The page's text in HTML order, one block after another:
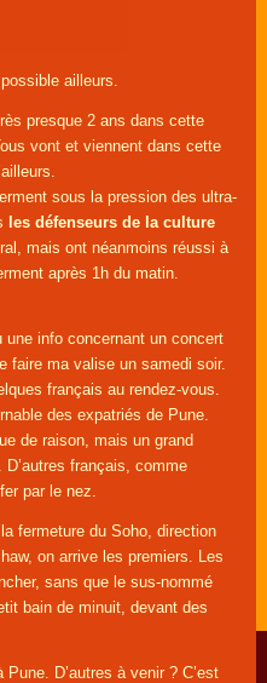
ailleurs.
presque 2 ans dans cette
vont et viennent dans cette
sous la pression des ultra-
les défenseurs de la culture
mais ont néanmoins réussi à
après 1h du matin.
une info concernant un concert
faire ma valise un samedi soir.
français au rendez-vous.
des expatriés de Pune.
de raison, mais un grand
français, comme
par le nez.
fermeture du Soho, direction
on arrive les premiers. Les
sans que le sus-nommé
bain de minuit, devant des
D’autres à venir ? C’est